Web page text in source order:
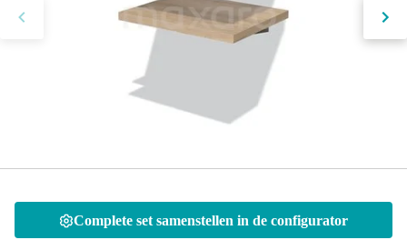
Complete set samenstellen in de configurator